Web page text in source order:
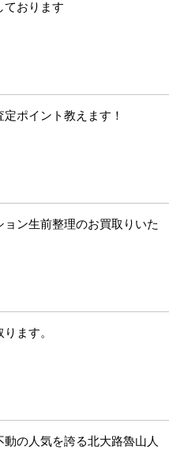
ております
ポイント教えます！
ョン生前整理のお買取りいた
ます。
の人気を誇る北大路魯山人